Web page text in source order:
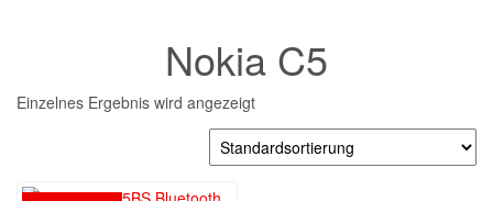
Nokia C5
Einzelnes Ergebnis wird angezeigt